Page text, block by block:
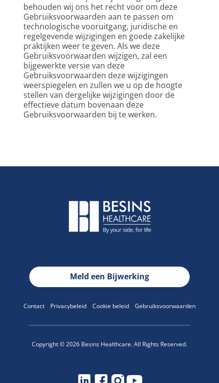
behouden wij ons het recht voor om deze
Gebruiksvoorwaarden aan te passen om
technologische vooruitgang, juridische en
regelgevende wijzigingen en goede zakelijke
praktijken weer te geven. Als we deze
Gebruiksvoorwaarden wijzigen, zal een
bijgewerkte versie van deze
Gebruiksvoorwaarden deze wijzigingen
weerspiegelen en zullen we u op de hoogte
stellen van dergelijke wijzigingen door de
effectieve datum bovenaan deze
Gebruiksvoorwaarden bij te werken.
Meld een Bijwerking
Contact Privacybeleid Cookie beleid Gebruiksvoorwaarden
Copyright © 2026 Besins Healthcare. All Rights Reserved.